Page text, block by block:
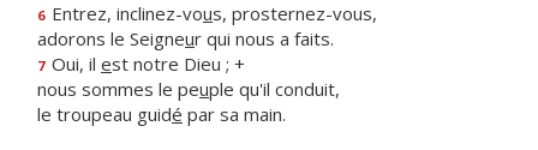
6 Entrez, inclinez-vous, prosternez-vous,
adorons le Seigneur qui nous a faits.
7 Oui, il est notre Dieu ; +
nous sommes le peuple qu'il conduit,
le troupeau guidé par sa main.